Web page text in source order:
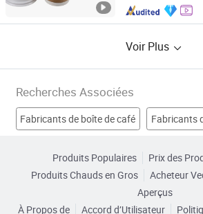
Voir Plus
Recherches Associées
Fabricants de boîte de café Fabricants
Fabricants de ensembles de tasses à café
Produits Populaires
Prix des
Produits Chauds en Gros
Acheteur
Aperçus
À Propos de
Accord d’Utilisateur